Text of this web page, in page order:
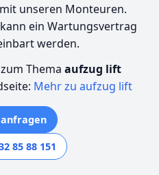
unseren Monteuren.
ein Wartungsvertrag
werden.
Thema aufzug lift
Mehr zu aufzug lift
85 88 151